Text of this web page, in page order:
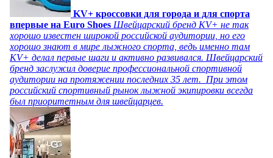
KV+ кроссовки для города и для спорта
впервые на Euro Shoes Швейцарский бренд KV+ не так
хорошо известен широкой российской аудитории, но его
хорошо знают в мире лыжного спорта, ведь именно там
KV+ делал первые шаги и активно развивался. Швейцарский
бренд заслужил доверие профессиональной спортивной
аудитории на протяжении последних 35 лет. При этом
российский спортивный рынок лыжной экипировки всегда
был приоритетным для швейцарцев.